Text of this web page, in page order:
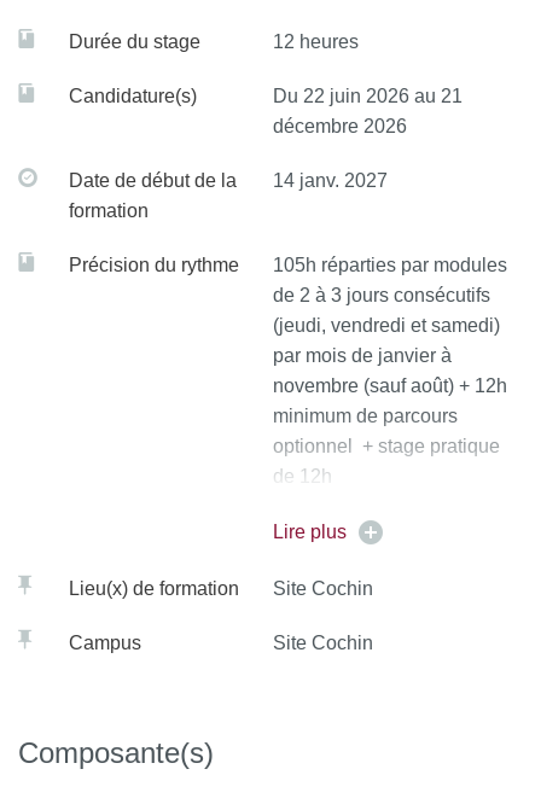
Durée du stage 12 heures
Candidature(s)
Du 22 juin 2026 au 21
décembre 2026
Date de début de la
formation
14 janv. 2027
Précision du rythme
105h réparties par modules
de 2 à 3 jours consécutifs
(jeudi, vendredi et samedi)
par mois de janvier à
novembre (sauf août) + 12h
minimum de parcours
optionnel + stage pratique
de 12h
Voir planning 26/27 à
"téléchargements"
Lire plus
Lieu(x) de formation Site Cochin
Campus Site Cochin
Composante(s)